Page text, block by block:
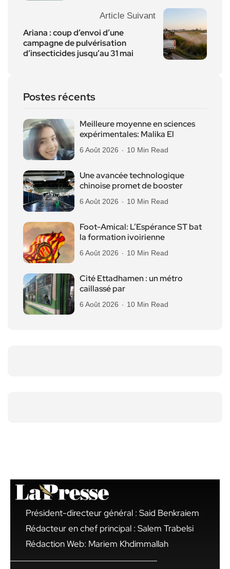
Article Suivant
Ariana : coup d’envoi d’une
campagne de pulvérisation
d’insecticides jusqu’au 31 mai
Postes récents
Meilleure moyenne en sciences
expérimentales: Malika El
6 Août 2026 10 Min Read
Une avancée technologique
chinoise promet de booster
6 Août 2026 10 Min Read
Foot-Amical: L’Espérance ST bat
la formation ivoirienne
6 Août 2026 10 Min Read
Cité Ettadhamen : un métro
caillassé par
6 Août 2026 10 Min Read
Président-directeur général : Said Benkraiem
Rédacteur en chef principal : Salem Trabelsi
Rédaction Web: Mariem Khdimmallah